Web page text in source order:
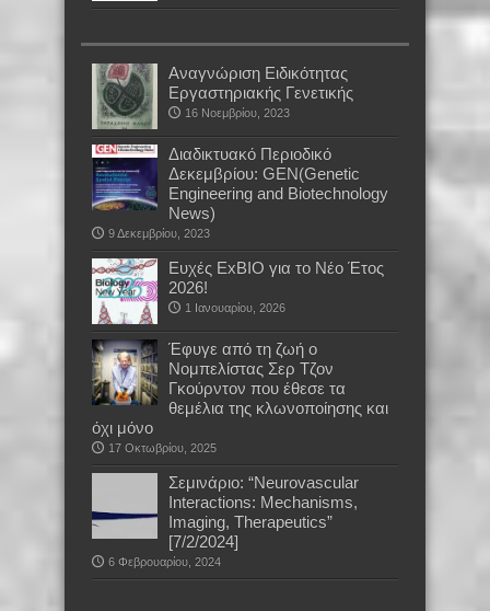
Αναγνώριση Ειδικότητας
Εργαστηριακής Γενετικής
16 Νοεμβρίου, 2023
Διαδικτυακό Περιοδικό
Δεκεμβρίου: GEN(Genetic
Engineering and Biotechnology
News)
9 Δεκεμβρίου, 2023
Ευχές ExBIO για το Νέο Έτος
2026!
1 Ιανουαρίου, 2026
Έφυγε από τη ζωή ο
Νομπελίστας Σερ Τζον
Γκούρντον που έθεσε τα
θεμέλια της κλωνοποίησης και
όχι μόνο
17 Οκτωβρίου, 2025
Σεμινάριο: “Neurovascular
Interactions: Mechanisms,
Imaging, Therapeutics”
[7/2/2024]
6 Φεβρουαρίου, 2024